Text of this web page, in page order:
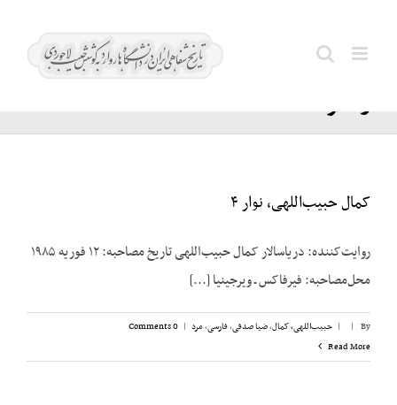
فرهنگ
و هنر
کمال حبیب‌اللهی، نوار ۴
روایت‌کننده: دریاسالار کمال حبیب‌اللهی تاریخ مصاحبه: ۱۲ فوریه ۱۹۸۵
محل‌مصاحبه: فیرفاکس ـ ویرجینیا [...]
By
|
| حبیب‌اللهی، کمال,ضیا صدقی,فارسی,مرد |
0 Comments
Read More